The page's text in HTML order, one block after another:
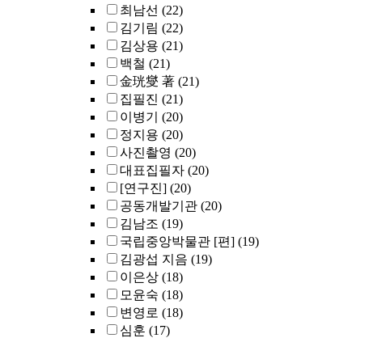
최남선 (22)
김기림 (22)
김상용 (21)
백철 (21)
金珖燮 著 (21)
집필진 (21)
이병기
(20)
정지용 (20)
사진촬영 (20)
대표집필자 (20)
[연구진] (20)
공동개발기관 (20)
김남조 (19)
국립중앙박물관 [편] (19)
김광섭 지음 (19)
이은상 (18)
모윤숙 (18)
변영로 (18)
심훈 (17)